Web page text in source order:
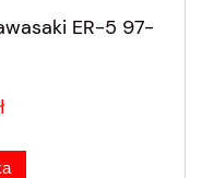
ER-5 97-